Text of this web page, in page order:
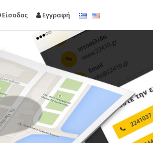
Εγγραφή
Είσοδος